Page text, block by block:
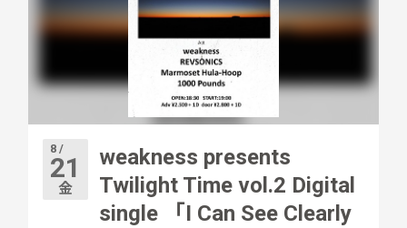
8 /
21
金
weakness presents
Twilight Time vol.2 Digital
single 「I Can See Clearly